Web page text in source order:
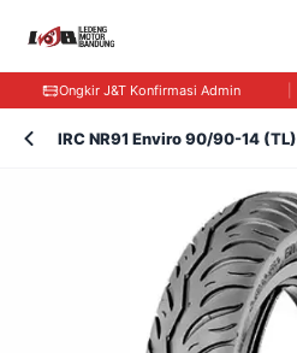
Ongkir J&T Konfirmasi Admin
IRC NR91 Enviro 90/90-14 (TL)